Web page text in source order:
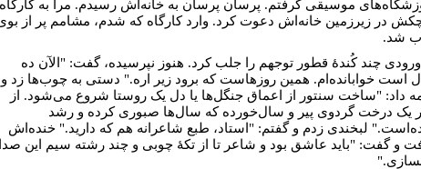
موسیقی گرفتم. پرسان پرسان به خانه‌اش رسیدم. مرا به کارگاه
در زیرزمین خانه‌اش دعوت کرد. وارد کارگاه که شدم، مشامم پر از
شد.
چند کُندۀ قطور توجهم را جلب کرد. هنوز نپرسیده، گفت: "الآن ده
است خوابانده‌ام. همین روزهاست که برود زیر اره." دستی به چوب‌ها زد و
داد: "ساخت سنتور از اعماق جنگل‌ها یا دل یک روستا شروع می‌شود. از
یک درخت گردوی پیر و سال‌خورده که سال‌ها صبوری کرده و رشد
لبخندی زدم و گفتم: "استاد، طبع شاعرانه هم که دارید." خنده‌اش
و گفت: "باید عاشق بود و شاعر تا از تکۀ چوبی و چند رشته سیم این